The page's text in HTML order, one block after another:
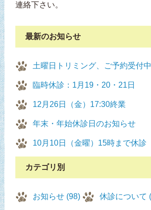
連絡下さい。
最新のお知らせ
土曜日トリミング、ご予約受付中
臨時休診：1月19・20・21日
12月26日（金）17:30終業
年末・年始休診日のお知らせ
10月10日（金曜）15時まで休診
カテゴリ別
お知らせ (98) 休診について